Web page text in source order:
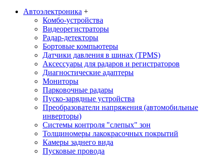
Автоэлектроника +
Комбо-устройства
Видеорегистраторы
Радар-детекторы
Бортовые компьютеры
Датчики давления в шинах (TPMS)
Аксессуары для радаров и регистраторов
Диагностические адаптеры
Мониторы
Парковочные радары
Пуско-зарядные устройства
Преобразователи напряжения (автомобильные
инверторы)
Системы контроля "слепых" зон
Толщиномеры лакокрасочных покрытий
Камеры заднего вида
Пусковые провода